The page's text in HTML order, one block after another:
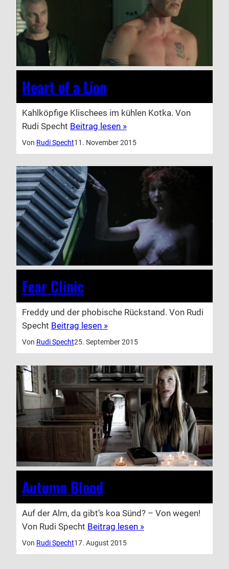
Heart of a Lion
Kahlköpfige Klischees im kühlen Kotka. Von
Rudi Specht Beitrag lesen »
Von Rudi Specht11. November 2015
Fear Clinic
Freddy und der phobische Rückstand. Von Rudi
Specht Beitrag lesen »
Von Rudi Specht25. September 2015
Autumn Blood
Auf der Alm, da gibt’s koa Sünd? – Von wegen!
Von Rudi Specht Beitrag lesen »
Von Rudi Specht17. August 2015